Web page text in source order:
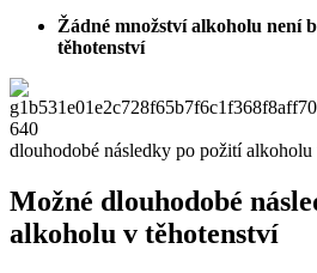
Žádné množství alkoholu není
těhotenství
dlouhodobé následky po požití alkoholu
Možné dlouhodobé
alkoholu v těhotenství